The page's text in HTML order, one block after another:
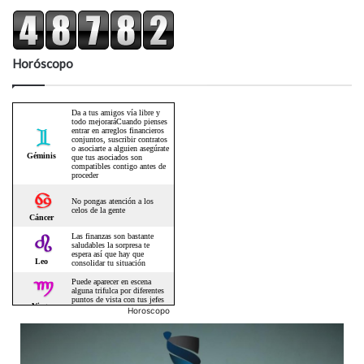
Horóscopo
Horoscopo